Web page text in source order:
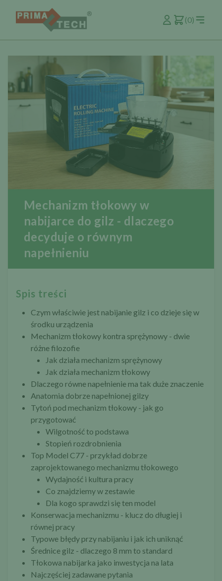
(0)
Mechanizm tłokowy w
nabijarce do gilz - dlaczego
decyduje o równym
napełnieniu
Spis treści
Czym właściwie jest nabijanie gilz i co dzieje się w
środku urządzenia
Mechanizm tłokowy kontra sprężynowy - dwie
różne filozofie
Jak działa mechanizm sprężynowy
Jak działa mechanizm tłokowy
Dlaczego równe napełnienie ma tak duże znaczenie
Anatomia dobrze napełnionej gilzy
Tytoń pod mechanizm tłokowy - jak go
przygotować
Wilgotność to podstawa
Stopień rozdrobnienia
Top Model C77 - przykład dobrze
zaprojektowanego mechanizmu tłokowego
Wydajność i kultura pracy
Co znajdziemy w zestawie
Dla kogo sprawdzi się ten model
Konserwacja mechanizmu - klucz do długiej i
równej pracy
Typowe błędy przy nabijaniu i jak ich uniknąć
Średnice gilz - dlaczego 8 mm to standard
Tłokowa nabijarka jako inwestycja na lata
Najczęściej zadawane pytania